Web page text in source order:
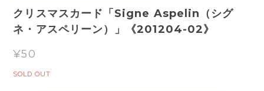
クリスマスカード「Signe Aspelin（シグ
ネ・アスペリーン）」《201204-02》
¥50
SOLD OUT